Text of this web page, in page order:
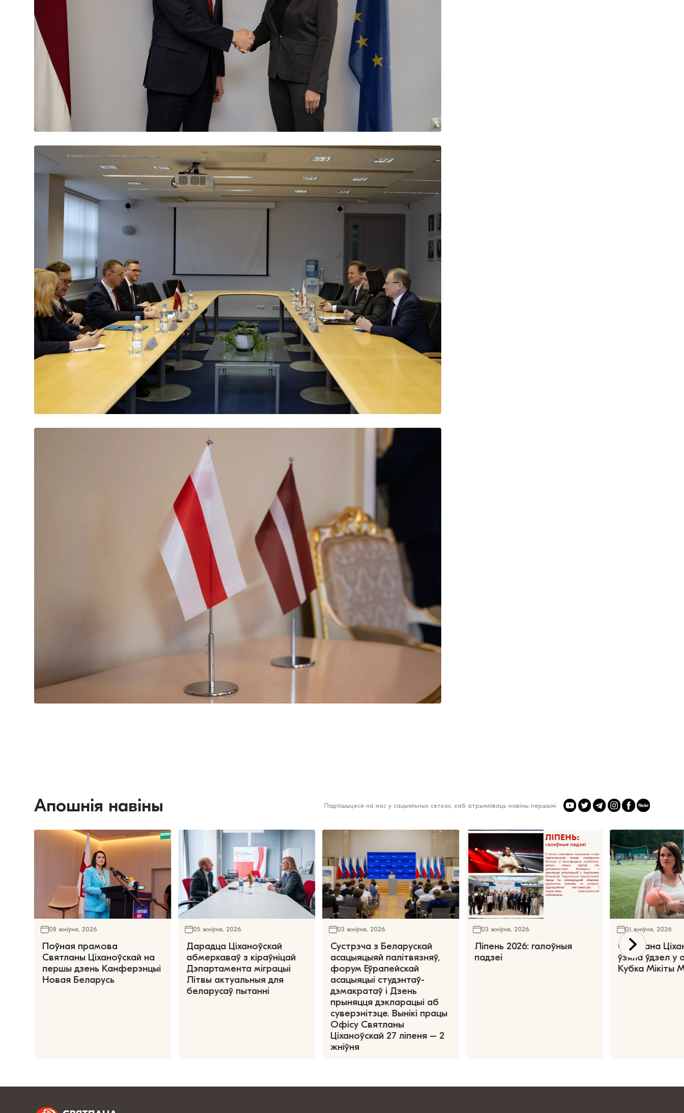
Апошнія навіны Падпішыцеся на нас у сацыяльных сетках, каб атрымліваць навіны першымі
08 жніўня, 2026
Поўная прамова
Святланы Ціханоўскай на
першы дзень Канферэнцыі
Новая Беларусь
05 жніўня, 2026
Дарадца Ціханоўскай
абмеркаваў з кіраўніцай
Дэпартамента міграцыі
Літвы актуальныя для
беларусаў пытанні
03 жніўня, 2026
Сустрэча з Беларускай
асацыяцыяй палітвязняў,
форум Еўрапейскай
асацыяцыі студэнтаў-
дэмакратаў і Дзень
прыняцця дэкларацыі аб
суверэнітэце. Вынікі працы
Офісу Святланы
Ціханоўскай 27 ліпеня – 2
жніўня
03 жніўня, 2026
Ліпень 2026: галоўныя
падзеі
01 жніўня, 2026
Святлана
ўзяла ўдзел у
Кубка Мікіты